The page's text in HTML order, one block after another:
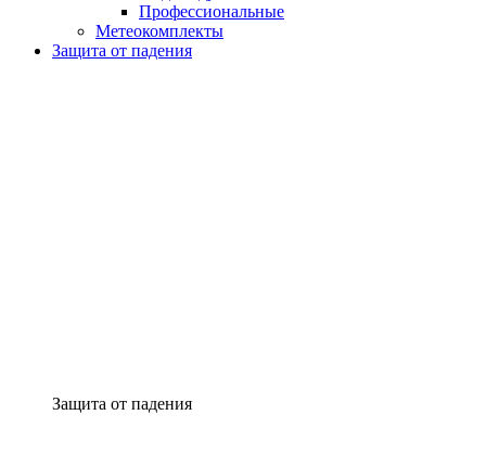
Профессиональные
Метеокомплекты
Защита от падения
Защита от падения